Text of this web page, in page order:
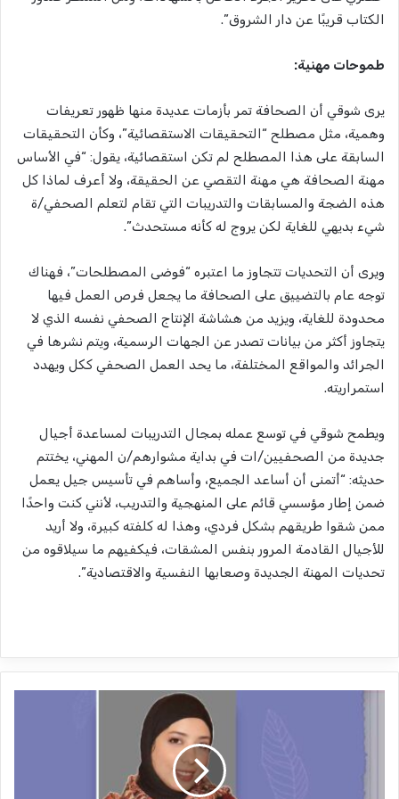
الكتاب قريبًا عن دار الشروق”.
طموحات مهنية:
يرى شوقي أن الصحافة تمر بأزمات عديدة منها ظهور تعريفات
وهمية، مثل مصطلح “التحقيقات الاستقصائية”، وكأن التحقيقات
السابقة على هذا المصطلح لم تكن استقصائية، يقول: “في الأساس
مهنة الصحافة هي مهنة التقصي عن الحقيقة، ولا أعرف لماذا كل
هذه الضجة والمسابقات والتدريبات التي تقام لتعلم الصحفي/ة
شيء بديهي للغاية لكن يروج له كأنه مستحدث”.
ويرى أن التحديات تتجاوز ما اعتبره “فوضى المصطلحات”، فهناك
توجه عام بالتضييق على الصحافة ما يجعل فرص العمل فيها
محدودة للغاية، ويزيد من هشاشة الإنتاج الصحفي نفسه الذي لا
يتجاوز أكثر من بيانات تصدر عن الجهات الرسمية، ويتم نشرها في
الجرائد والمواقع المختلفة، ما يحد العمل الصحفي ككل ويهدد
استمراريته.
ويطمح شوقي في توسع عمله بمجال التدريبات لمساعدة أجيال
جديدة من الصحفيين/ات في بداية مشوارهم/ن المهني، يختتم
حديثه: “أتمنى أن أساعد الجميع، وأساهم في تأسيس جيل يعمل
ضمن إطار مؤسسي قائم على المنهجية والتدريب، لأنني كنت واحدًا
ممن شقوا طريقهم بشكل فردي، وهذا له كلفته كبيرة، ولا أريد
للأجيال القادمة المرور بنفس المشقات، فيكفيهم ما سيلاقوه من
تحديات المهنة الجديدة وصعابها النفسية والاقتصادية”.